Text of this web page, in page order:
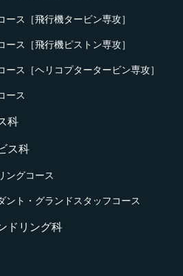
ース［飛行機タービン専攻］
ース［飛行機ピストン専攻］
ース［ヘリコプタータービン専攻］
ース
科
ス科
ングコース
ント・グランドスタッフコース
ドリング科